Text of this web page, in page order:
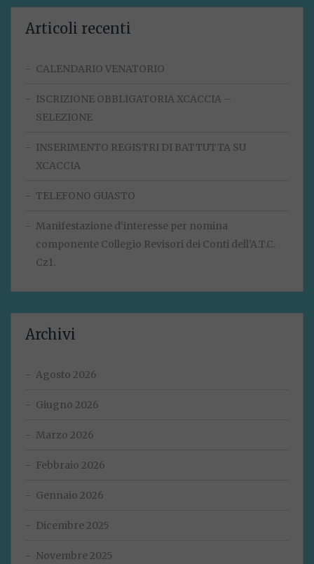
Articoli recenti
CALENDARIO VENATORIO
ISCRIZIONE OBBLIGATORIA XCACCIA –
SELEZIONE
INSERIMENTO REGISTRI DI BATTUTTA SU
XCACCIA
TELEFONO GUASTO
Manifestazione d‘interesse per nomina
componente Collegio Revisori dei Conti dell’A.T.C.
Cz1.
Archivi
Agosto 2026
Giugno 2026
Marzo 2026
Febbraio 2026
Gennaio 2026
Dicembre 2025
Novembre 2025